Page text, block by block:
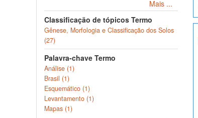
Mais ...
Classificação de tópicos Termo
Gênese, Morfologia e Classificação dos Solos
(27)
Palavra-chave Termo
Análise (1)
Brasil (1)
Esquemático (1)
Levantamento (1)
Mapas (1)